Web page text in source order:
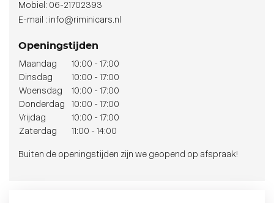
Mobiel: 06-21702393
E-mail : info@riminicars.nl
Openingstijden
Maandag
10:00 - 17:00
Dinsdag
10:00 - 17:00
Woensdag
10:00 - 17:00
Donderdag
10:00 - 17:00
Vrijdag
10:00 - 17:00
Zaterdag
11:00 - 14:00
Buiten de openingstijden zijn we geopend op afspraak!